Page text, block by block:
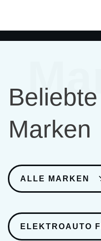
Marken
ALLE MARKEN
ELEKTROAUTO